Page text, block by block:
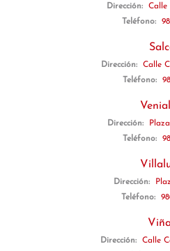
Dirección:
Calle
Teléfono:
Dirección:
Calle
Teléfono:
Dirección:
Teléfono:
Dirección:
Teléfono:
Dirección:
Calle